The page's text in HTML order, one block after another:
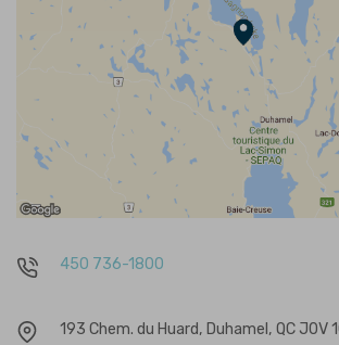
450 736-1800
193 Chem. du Huard, Duhamel, QC J0V